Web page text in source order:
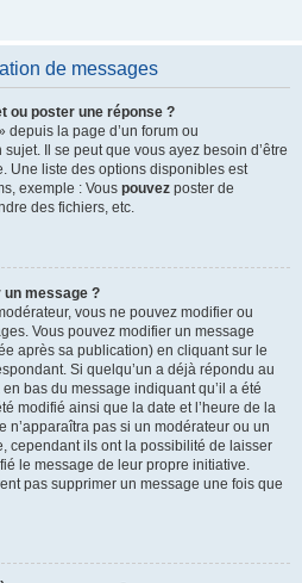
de messages
ou poster une réponse ?
la page d’un forum ou
Il se peut que vous ayez besoin d’être
Une liste des options disponibles est
exemple : Vous pouvez poster de
des fichiers, etc.
message ?
vous ne pouvez modifier ou
Vous pouvez modifier un message
après sa publication) en cliquant sur le
Si quelqu’un a déjà répondu au
bas du message indiquant qu’il a été
modifié ainsi que la date et l’heure de la
n’apparaîtra pas si un modérateur ou un
cependant ils ont la possibilité de laisser
le message de leur propre initiative.
pas supprimer un message une fois que